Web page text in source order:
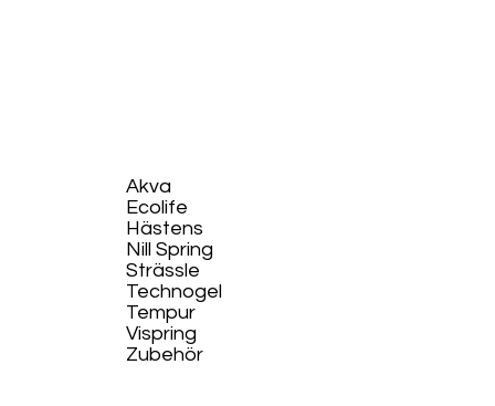
Akva
Ecolife​
Hästens
Nill Spring
Strässle
Technogel
Tempur
Vispring
Zubehör